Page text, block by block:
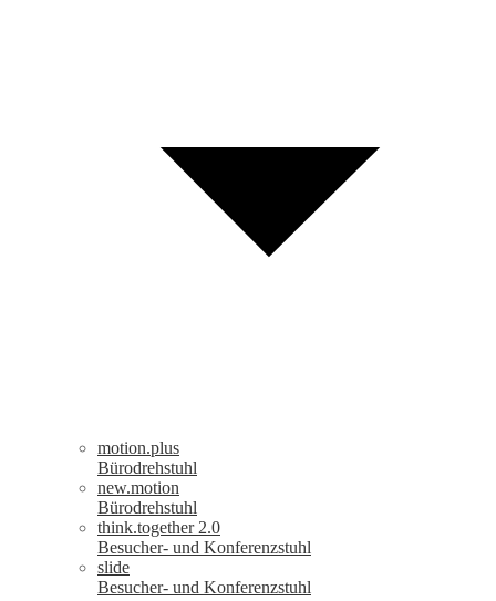
motion.plus
Bürodrehstuhl
new.motion
Bürodrehstuhl
think.together 2.0
Besucher- und Konferenzstuhl
slide
Besucher- und Konferenzstuhl